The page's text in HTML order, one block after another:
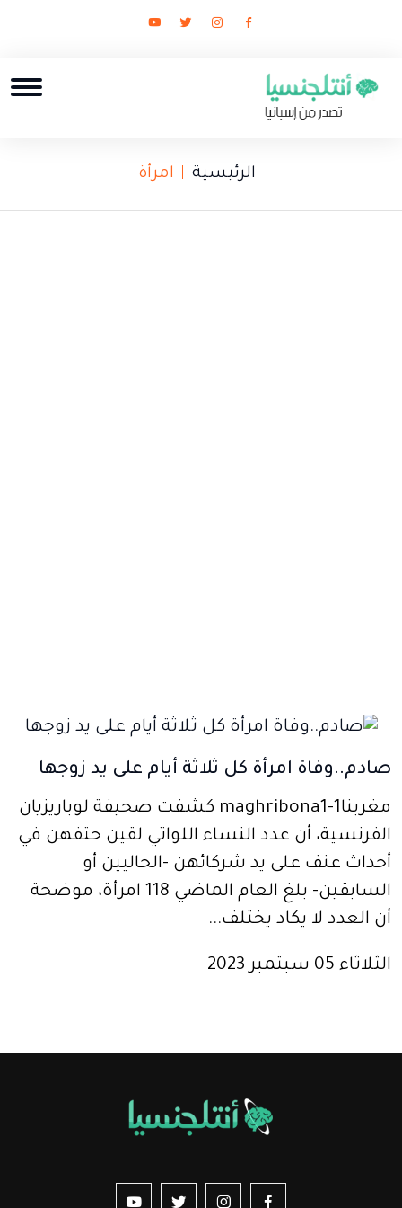
الرئيسية امرأة
صادم..وفاة امرأة كل ثلاثة أيام على يد زوجها
مغربنا1-maghribona1 كشفت صحيفة لوباريزيان
الفرنسية، أن عدد النساء اللواتي لقين حتفهن في
أحداث عنف على يد شركائهن -الحاليين أو
السابقين- بلغ العام الماضي 118 امرأة، موضحة
أن العدد لا يكاد يختلف...
الثلاثاء 05 سبتمبر 2023
Suivez-nous sur Facebook
nous sur Instagram
nous sur Twitter